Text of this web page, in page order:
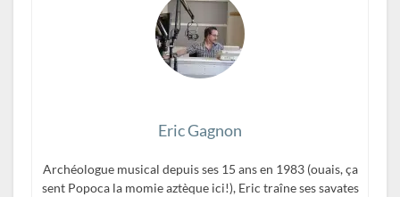
Eric Gagnon
Archéologue musical depuis ses 15 ans en 1983 (ouais, ça
sent Popoca la momie aztèque ici!), Eric traîne ses savates